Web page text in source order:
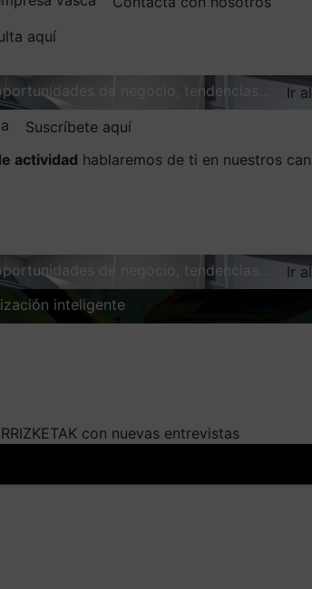
aquí
de negocio, tendencias…
Ir
Suscríbete aquí
actividad hablaremos de ti en nuestros
de negocio, tendencias…
Ir
inteligente
con nuevas entrevistas